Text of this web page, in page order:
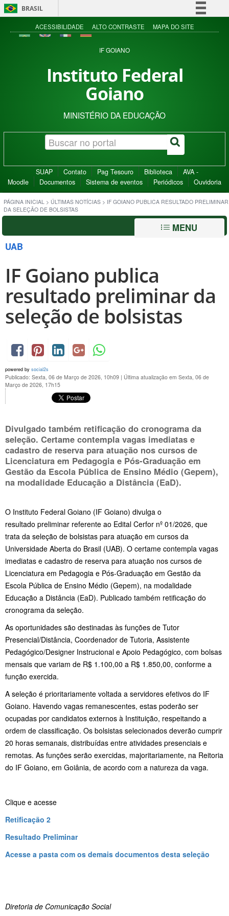
BRASIL
Simplifique!
Acesso à informação
ACESSIBILIDADE ALTO CONTRASTE MAPA DO SITE
IF GOIANO
Instituto Federal
Goiano
MINISTÉRIO DA EDUCAÇÃO
SUAP Contato Pag Tesouro Biblioteca
AVA -
Moodle
Documentos Sistema de eventos Periódicos Ouvidoria
PÁGINA INICIAL > ÚLTIMAS NOTÍCIAS > IF GOIANO PUBLICA RESULTADO PRELIMINAR
DA SELEÇÃO DE BOLSISTAS
MENU
UAB
IF Goiano publica
resultado preliminar da
seleção de bolsistas
powered by social2s
Publicado: Sexta, 06 de Março de 2026, 10h09 | Última atualização em Sexta, 06 de
Março de 2026, 17h15
Divulgado também retificação do cronograma da
seleção. Certame contempla vagas imediatas e
cadastro de reserva para atuação nos cursos de
Licenciatura em Pedagogia e Pós-Graduação em
Gestão da Escola Pública de Ensino Médio (Gepem),
na modalidade Educação a Distância (EaD).
O Instituto Federal Goiano (IF Goiano) divulga o
resultado preliminar referente ao Edital Cerfor nº 01/2026, que
trata da seleção de bolsistas para atuação em cursos da
Universidade Aberta do Brasil (UAB). O certame contempla vagas
imediatas e cadastro de reserva para atuação nos cursos de
Licenciatura em Pedagogia e Pós-Graduação em Gestão da
Escola Pública de Ensino Médio (Gepem), na modalidade
Educação a Distância (EaD). Publicado também retificação do
cronograma da seleção.
As oportunidades são destinadas às funções de Tutor
Presencial/Distância, Coordenador de Tutoria, Assistente
Pedagógico/Designer Instrucional e Apoio Pedagógico, com bolsas
mensais que variam de R$ 1.100,00 a R$ 1.850,00, conforme a
função exercida.
A seleção é prioritariamente voltada a servidores efetivos do IF
Goiano. Havendo vagas remanescentes, estas poderão ser
ocupadas por candidatos externos à Instituição, respeitando a
ordem de classificação. Os bolsistas selecionados deverão cumprir
20 horas semanais, distribuídas entre atividades presenciais e
remotas. As funções serão exercidas, majoritariamente, na Reitoria
do IF Goiano, em Goiânia, de acordo com a natureza da vaga.
Clique e acesse
Retificação 2
Resultado Preliminar
Acesse a pasta com os demais documentos desta seleção
Diretoria de Comunicação Social